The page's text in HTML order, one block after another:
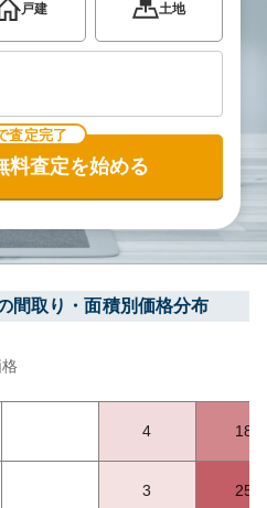
戸建 土地
査定完了
料査定を始める
間取り・面積別価格分布
4 18
3 25